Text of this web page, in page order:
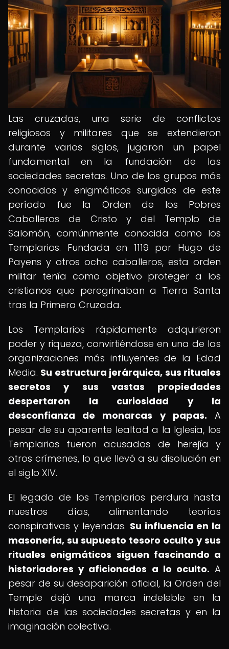
Las cruzadas, una serie de conflictos
religiosos y militares que se extendieron
durante varios siglos, jugaron un papel
fundamental en la fundación de las
sociedades secretas. Uno de los grupos más
conocidos y enigmáticos surgidos de este
período fue la Orden de los Pobres
Caballeros de Cristo y del Templo de
Salomón, comúnmente conocida como los
Templarios. Fundada en 1119 por Hugo de
Payens y otros ocho caballeros, esta orden
militar tenía como objetivo proteger a los
cristianos que peregrinaban a Tierra Santa
tras la Primera Cruzada.
Los Templarios rápidamente adquirieron
poder y riqueza, convirtiéndose en una de las
organizaciones más influyentes de la Edad
Media. Su estructura jerárquica, sus rituales
secretos y sus vastas propiedades
despertaron la curiosidad y la
desconfianza de monarcas y papas. A
pesar de su aparente lealtad a la Iglesia, los
Templarios fueron acusados de herejía y
otros crímenes, lo que llevó a su disolución en
el siglo XIV.
El legado de los Templarios perdura hasta
nuestros días, alimentando teorías
conspirativas y leyendas. Su influencia en la
masonería, su supuesto tesoro oculto y sus
rituales enigmáticos siguen fascinando a
historiadores y aficionados a lo oculto. A
pesar de su desaparición oficial, la Orden del
Temple dejó una marca indeleble en la
historia de las sociedades secretas y en la
imaginación colectiva.